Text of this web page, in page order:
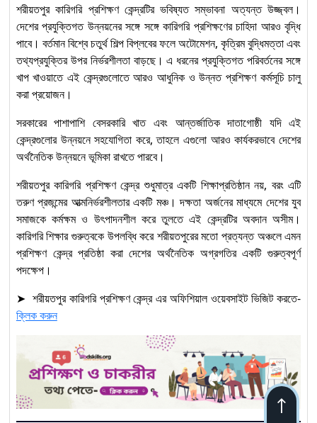
শরীয়তপুর কারিগরি প্রশিক্ষণ কেন্দ্রটির ভবিষ্যত সম্ভাবনা অত্যন্ত উজ্জ্বল।
দেশের প্রযুক্তিগত উন্নয়নের সঙ্গে সঙ্গে কারিগরি প্রশিক্ষণের চাহিদা আরও বৃদ্ধি
পাবে। বর্তমান বিশ্বে চতুর্থ শিল্প বিপ্লবের ফলে অটোমেশন, কৃত্রিম বুদ্ধিমত্তা এবং
তথ্যপ্রযুক্তির উপর নির্ভরশীলতা বাড়ছে। এ ধরনের প্রযুক্তিগত পরিবর্তনের সঙ্গে
খাপ খাওয়াতে এই কেন্দ্রগুলোতে আরও আধুনিক ও উন্নত প্রশিক্ষণ কর্মসূচি চালু
করা প্রয়োজন।
সরকারের পাশাপাশি বেসরকারি খাত এবং আন্তর্জাতিক দাতাগোষ্ঠী যদি এই
কেন্দ্রগুলোর উন্নয়নে সহযোগিতা করে, তাহলে এগুলো আরও কার্যকরভাবে দেশের
অর্থনৈতিক উন্নয়নে ভূমিকা রাখতে পারবে।
শরীয়তপুর কারিগরি প্রশিক্ষণ কেন্দ্র শুধুমাত্র একটি শিক্ষাপ্রতিষ্ঠান নয়, বরং এটি
তরুণ প্রজন্মের আত্মনির্ভরশীলতার একটি মঞ্চ। দক্ষতা অর্জনের মাধ্যমে দেশের যুব
সমাজকে কর্মক্ষম ও উৎপাদনশীল করে তুলতে এই কেন্দ্রটির অবদান অসীম।
কারিগরি শিক্ষার গুরুত্বকে উপলব্ধি করে শরীয়তপুরের মতো প্রত্যন্ত অঞ্চলে এমন
প্রশিক্ষণ কেন্দ্র প্রতিষ্ঠা করা দেশের অর্থনৈতিক অগ্রগতির একটি গুরুত্বপূর্ণ
পদক্ষেপ।
➤ শরীয়তপুর কারিগরি প্রশিক্ষণ কেন্দ্র এর অফিশিয়াল ওয়েবসাইট ভিজিট করতে-
ক্লিক করুন